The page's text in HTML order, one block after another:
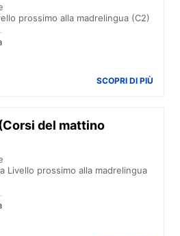
prossimo alla madrelingua (C2)
SCOPRI DI PIÙ
del mattino
Livello prossimo alla madrelingua